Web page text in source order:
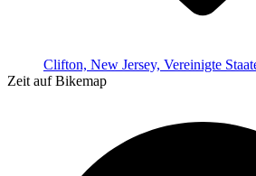
Clifton, New Jersey, Vereinigte
Zeit auf Bikemap